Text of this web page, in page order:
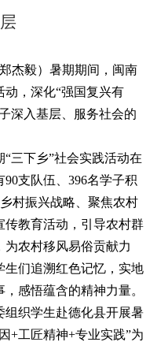
杰毅）暑期期间，闽南
，深化“强国复兴有
深入基层、服务社会的
三下乡”社会实践活动在
支队伍、396名学子积
村振兴战略、聚焦农村
传教育活动，引导农村群
农村移风易俗贡献力
生们追溯红色记忆，实地
感悟蕴含的精神力量。
组织学生赴德化县开展暑
+工匠精神+专业实践”为